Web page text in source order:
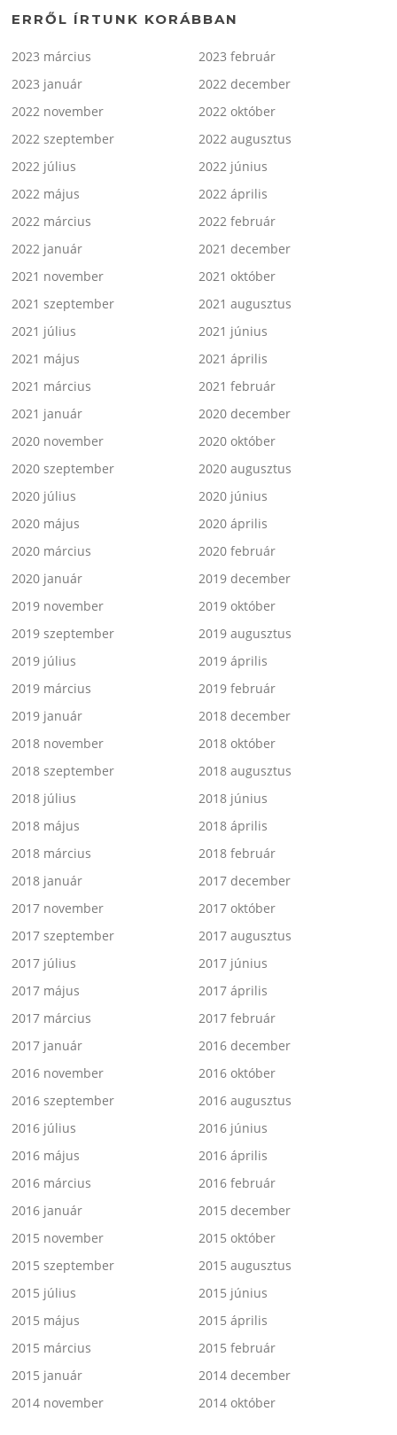
ERRŐL ÍRTUNK KORÁBBAN
2023 március
2023 február
2023 január
2022 december
2022 november
2022 október
2022 szeptember
2022 augusztus
2022 július
2022 június
2022 május
2022 április
2022 március
2022 február
2022 január
2021 december
2021 november
2021 október
2021 szeptember
2021 augusztus
2021 július
2021 június
2021 május
2021 április
2021 március
2021 február
2021 január
2020 december
2020 november
2020 október
2020 szeptember
2020 augusztus
2020 július
2020 június
2020 május
2020 április
2020 március
2020 február
2020 január
2019 december
2019 november
2019 október
2019 szeptember
2019 augusztus
2019 július
2019 április
2019 március
2019 február
2019 január
2018 december
2018 november
2018 október
2018 szeptember
2018 augusztus
2018 július
2018 június
2018 május
2018 április
2018 március
2018 február
2018 január
2017 december
2017 november
2017 október
2017 szeptember
2017 augusztus
2017 július
2017 június
2017 május
2017 április
2017 március
2017 február
2017 január
2016 december
2016 november
2016 október
2016 szeptember
2016 augusztus
2016 július
2016 június
2016 május
2016 április
2016 március
2016 február
2016 január
2015 december
2015 november
2015 október
2015 szeptember
2015 augusztus
2015 július
2015 június
2015 május
2015 április
2015 március
2015 február
2015 január
2014 december
2014 november
2014 október